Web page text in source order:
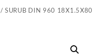
/ SURUB DIN 960 18X1.5X80